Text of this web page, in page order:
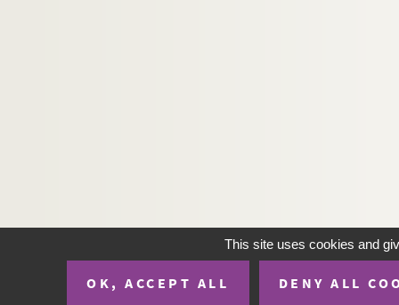
This site uses cookies and
OK, ACCEPT ALL DENY ALL